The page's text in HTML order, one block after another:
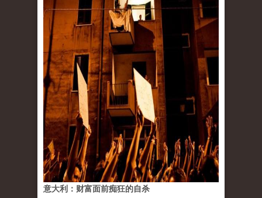
意大利：财富面前痴狂的自杀